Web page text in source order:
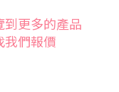
到更多的產品
我們報價